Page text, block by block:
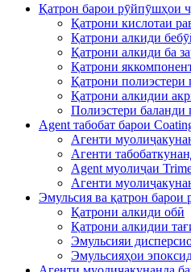
Қатрон барои рӯйпӯшҳои
Қатрони кислотаи
Қатрони алкиди
Қатрони алкиди ба
Қатрони
Қатрони полиэстери
Қатрони алкидии
Полиэстери баланди
Agent табобат барои
Агенти
Агенти
Agent муолиҷаи
Агенти
Эмульсия ва қатрон
Қатрони алкиди обӣ
Қатрони алкидии
Эмульсияи
Эмульсияҳои